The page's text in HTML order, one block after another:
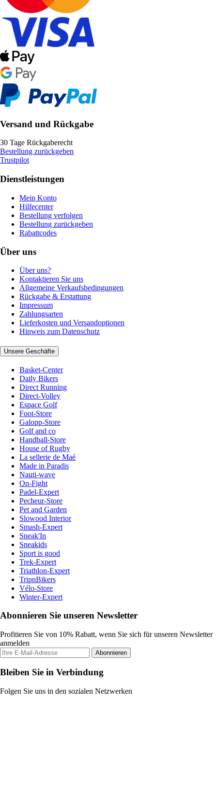
Versand und Rückgabe
30 Tage Rückgaberecht
Bestellung zurückgeben
Trustpilot
Dienstleistungen
Mein Konto
Hilfecenter
Bestellung verfolgen
Bestellung zurückgeben
Rabattcodes
Über uns
Über uns?
Kontaktieren Sie uns
Allgemeine Verkaufsbedingungen
Rückgabe & Erstattung
Impressum
Zahlungsarten
Lieferkosten und Versandoptionen
Hinweis zum Datenschutz
Unsere Geschäfte
Basket-Center
Daily Bikers
Direct Running
Direct-Volley
Espace Golf
Foot-Store
Galopp-Store
Golf and co
Handball-Store
House of Rugby
La sellerie de Maé
Made in Paradis
Nauti-wave
On-Fight
Padel-Expert
Pecheur-Store
Pet and Garden
Slowood Interior
Smash-Expert
Sneak'In
Sneakids
Sport is good
Trek-Expert
Triathlon-Expert
TripnBikers
Vélo-Store
Winter-Expert
Abonnieren Sie unseren Newsletter
Profitieren Sie von 10% Rabatt, wenn Sie sich für unseren Newsletter
anmelden
Abonnieren
Bleiben Sie in Verbindung
Folgen Sie uns in den sozialen Netzwerken